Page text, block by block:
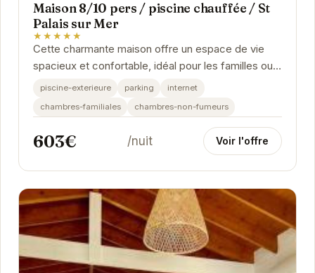
Maison 8/10 pers / piscine chauffée / St
Palais sur Mer
★★★★★
Cette charmante maison offre un espace de vie
spacieux et confortable, idéal pour les familles ou
les groupes d'amis. La piscine chauffée est un...
piscine-exterieure parking
internet
chambres-familiales
chambres-non-fumeurs
603€ /nuit Voir l'offre